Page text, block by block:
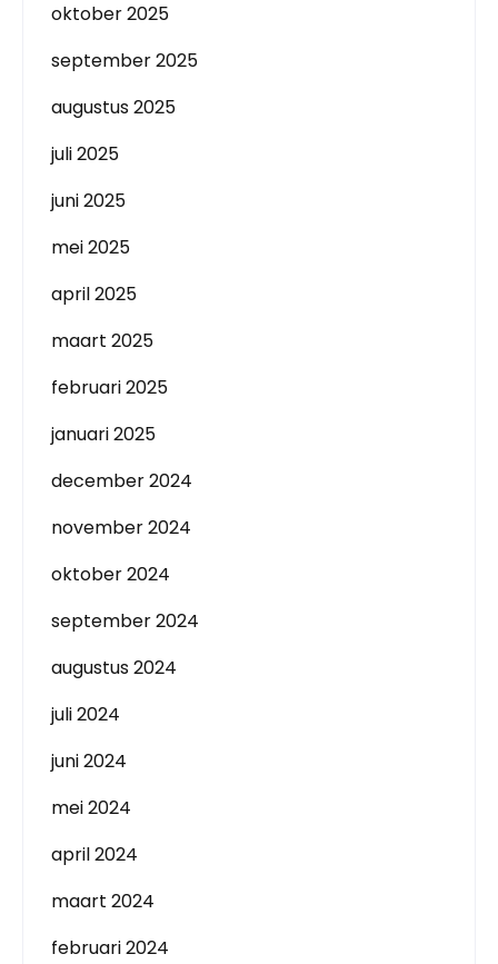
oktober 2025
september 2025
augustus 2025
juli 2025
juni 2025
mei 2025
april 2025
maart 2025
februari 2025
januari 2025
december 2024
november 2024
oktober 2024
september 2024
augustus 2024
juli 2024
juni 2024
mei 2024
april 2024
maart 2024
februari 2024